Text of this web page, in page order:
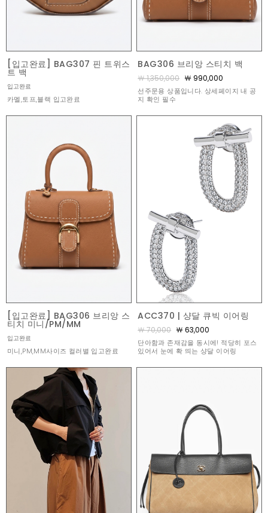
[입고완료] BAG307 핀 트위스
트 백
입고완료
카멜,토프,블랙 입고완료
BAG306 브리앙 스티치 백
￦ 1,350,000 ￦ 990,000
선주문용 상품입니다. 상세페이지 내 공
지 확인 필수
[입고완료] BAG306 브리앙 스
티치 미니/PM/MM
입고완료
미니,PM,MM사이즈 컬러별 입고완료
ACC370 | 샹달 큐빅 이어링
￦ 70,000 ￦ 63,000
단아함과 존재감을 동시에! 적당히 포스
있어서 눈에 확 띄는 샹달 이어링